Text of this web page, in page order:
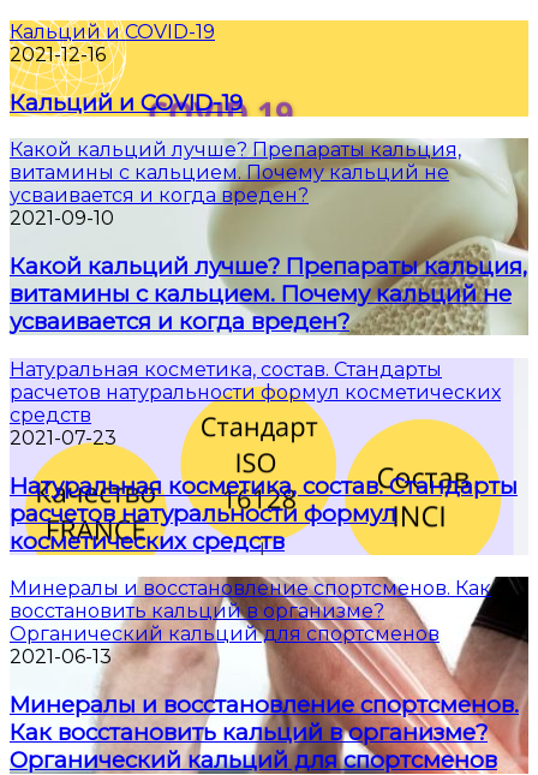
Кальций и COVID-19
2021-12-16
Кальций и COVID-19
Какой кальций лучше? Препараты кальция,
витамины с кальцием. Почему кальций не
усваивается и когда вреден?
2021-09-10
Какой кальций лучше? Препараты кальция,
витамины с кальцием. Почему кальций не
усваивается и когда вреден?
Натуральная косметика, состав. Стандарты
расчетов натуральности формул косметических
средств
2021-07-23
Натуральная косметика, состав. Стандарты
расчетов натуральности формул
косметических средств
Минералы и восстановление спортсменов. Как
восстановить кальций в организме?
Органический кальций для спортсменов
2021-06-13
Минералы и восстановление спортсменов.
Как восстановить кальций в организме?
Органический кальций для спортсменов